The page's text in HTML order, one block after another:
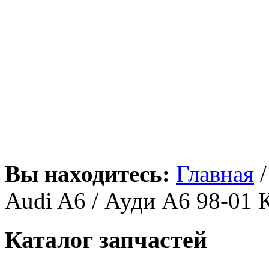
Вы находитесь: Главная
Audi A6 / Ауди А6 98-01
Каталог запчастей